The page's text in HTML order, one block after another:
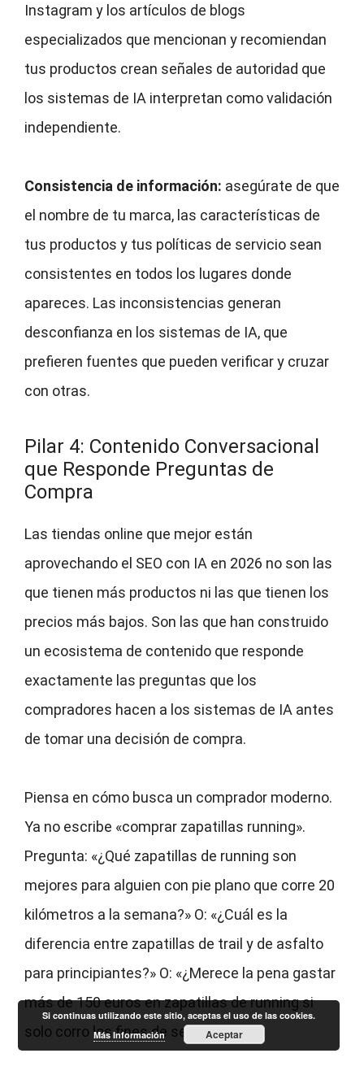
Instagram y los artículos de blogs
especializados que mencionan y recomiendan
tus productos crean señales de autoridad que
los sistemas de IA interpretan como validación
independiente.
Consistencia de información: asegúrate de que
el nombre de tu marca, las características de
tus productos y tus políticas de servicio sean
consistentes en todos los lugares donde
apareces. Las inconsistencias generan
desconfianza en los sistemas de IA, que
prefieren fuentes que pueden verificar y cruzar
con otras.
Pilar 4: Contenido Conversacional
que Responde Preguntas de
Compra
Las tiendas online que mejor están
aprovechando el SEO con IA en 2026 no son las
que tienen más productos ni las que tienen los
precios más bajos. Son las que han construido
un ecosistema de contenido que responde
exactamente las preguntas que los
compradores hacen a los sistemas de IA antes
de tomar una decisión de compra.
Piensa en cómo busca un comprador moderno.
Ya no escribe «comprar zapatillas running».
Pregunta: «¿Qué zapatillas de running son
mejores para alguien con pie plano que corre 20
kilómetros a la semana?» O: «¿Cuál es la
diferencia entre zapatillas de trail y de asfalto
para principiantes?» O: «¿Merece la pena gastar
más de 150 euros en zapatillas de running si
solo corro los fines de semana?»
Si continuas utilizando este sitio, aceptas el uso de las cookies.
Más Información
Aceptar